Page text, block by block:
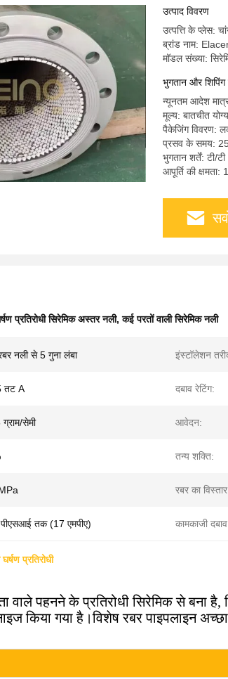
उत्पाद विवरण
उत्पत्ति के प्लेस:
ब्रांड नाम:
मॉडल संख्या:
भुगतान और शिपिंग
न्यूनतम आदेश
मूल्य: बातचीत योग्य
पैकेजिंग विवरण:
प्रसव के समय:
भुगतान शर्तें: टी/टी
आपूर्ति की
प्रतिरोधी सिरेमिक अस्तर नली,कई परतों वाली सिरेमिक नली
नली से 5 गुना लंबा इंस्टॉलेशन
तट A दबाव रेटिंग:
सेमी आवेदन:
तन्य शक्ति:
रबर का
तक (17 एमपीए) कामकाजी
प्रतिरोधी
वाले पहनने के प्रतिरोधी सिरेमिक से बना
किया गया है।विशेष रबर पाइपलाइन